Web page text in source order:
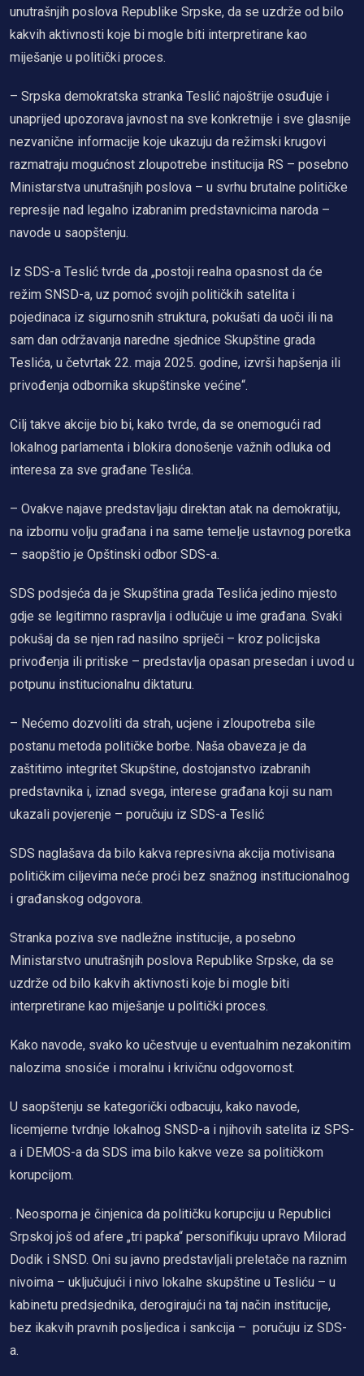
unutrašnjih poslova Republike Srpske, da se uzdrže od bilo
kakvih aktivnosti koje bi mogle biti interpretirane kao
miješanje u politički proces.
– Srpska demokratska stranka Teslić najoštrije osuđuje i
unaprijed upozorava javnost na sve konkretnije i sve glasnije
nezvanične informacije koje ukazuju da režimski krugovi
razmatraju mogućnost zloupotrebe institucija RS – posebno
Ministarstva unutrašnjih poslova – u svrhu brutalne političke
represije nad legalno izabranim predstavnicima naroda –
navode u saopštenju.
Iz SDS-a Teslić tvrde da „postoji realna opasnost da će
režim SNSD-a, uz pomoć svojih političkih satelita i
pojedinaca iz sigurnosnih struktura, pokušati da uoči ili na
sam dan održavanja naredne sjednice Skupštine grada
Teslića, u četvrtak 22. maja 2025. godine, izvrši hapšenja ili
privođenja odbornika skupštinske većine“.
Cilj takve akcije bio bi, kako tvrde, da se onemogući rad
lokalnog parlamenta i blokira donošenje važnih odluka od
interesa za sve građane Teslića.
– Ovakve najave predstavljaju direktan atak na demokratiju,
na izbornu volju građana i na same temelje ustavnog poretka
– saopštio je Opštinski odbor SDS-a.
SDS podsjeća da je Skupština grada Teslića jedino mjesto
gdje se legitimno raspravlja i odlučuje u ime građana. Svaki
pokušaj da se njen rad nasilno spriječi – kroz policijska
privođenja ili pritiske – predstavlja opasan presedan i uvod u
potpunu institucionalnu diktaturu.
– Nećemo dozvoliti da strah, ucjene i zloupotreba sile
postanu metoda političke borbe. Naša obaveza je da
zaštitimo integritet Skupštine, dostojanstvo izabranih
predstavnika i, iznad svega, interese građana koji su nam
ukazali povjerenje – poručuju iz SDS-a Teslić
SDS naglašava da bilo kakva represivna akcija motivisana
političkim ciljevima neće proći bez snažnog institucionalnog
i građanskog odgovora.
Stranka poziva sve nadležne institucije, a posebno
Ministarstvo unutrašnjih poslova Republike Srpske, da se
uzdrže od bilo kakvih aktivnosti koje bi mogle biti
interpretirane kao miješanje u politički proces.
Kako navode, svako ko učestvuje u eventualnim nezakonitim
nalozima snosiće i moralnu i krivičnu odgovornost.
U saopštenju se kategorički odbacuju, kako navode,
licemjerne tvrdnje lokalnog SNSD-a i njihovih satelita iz SPS-
a i DEMOS-a da SDS ima bilo kakve veze sa političkom
korupcijom.
. Neosporna je činjenica da političku korupciju u Republici
Srpskoj još od afere „tri papka“ personifikuju upravo Milorad
Dodik i SNSD. Oni su javno predstavljali preletače na raznim
nivoima – uključujući i nivo lokalne skupštine u Tesliću – u
kabinetu predsjednika, derogirajući na taj način institucije,
bez ikakvih pravnih posljedica i sankcija – poručuju iz SDS-
a.